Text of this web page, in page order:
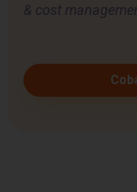
& cost